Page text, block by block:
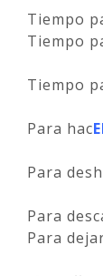
Tiempo
Tiempo
Tiempo
Para hac
Para
Para
Para